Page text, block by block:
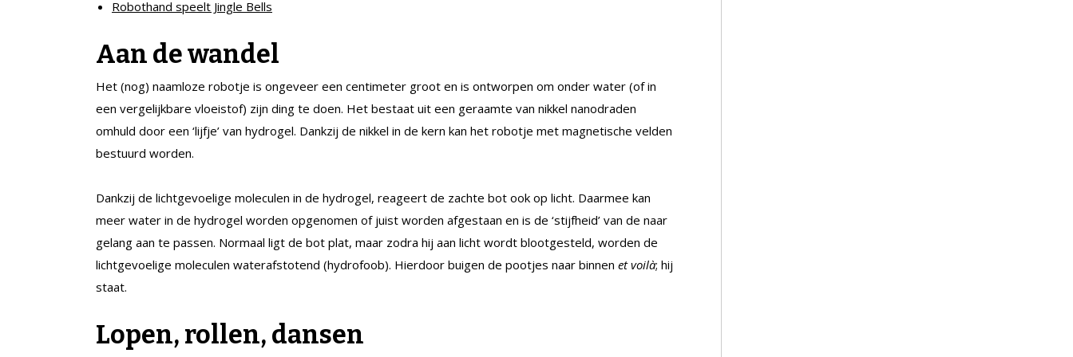
Robothand speelt Jingle Bells
Aan de wandel
Het (nog) naamloze robotje is ongeveer een centimeter groot en is ontworpen om onder water (of in
een vergelijkbare vloeistof) zijn ding te doen. Het bestaat uit een geraamte van nikkel nanodraden
omhuld door een ‘lijfje’ van hydrogel. Dankzij de nikkel in de kern kan het robotje met magnetische velden
bestuurd worden.
Dankzij de lichtgevoelige moleculen in de hydrogel, reageert de zachte bot ook op licht. Daarmee kan
meer water in de hydrogel worden opgenomen of juist worden afgestaan en is de ‘stijfheid’ van de naar
gelang aan te passen. Normaal ligt de bot plat, maar zodra hij aan licht wordt blootgesteld, worden de
lichtgevoelige moleculen waterafstotend (hydrofoob). Hierdoor buigen de pootjes naar binnen et voilà; hij
staat.
Lopen, rollen, dansen